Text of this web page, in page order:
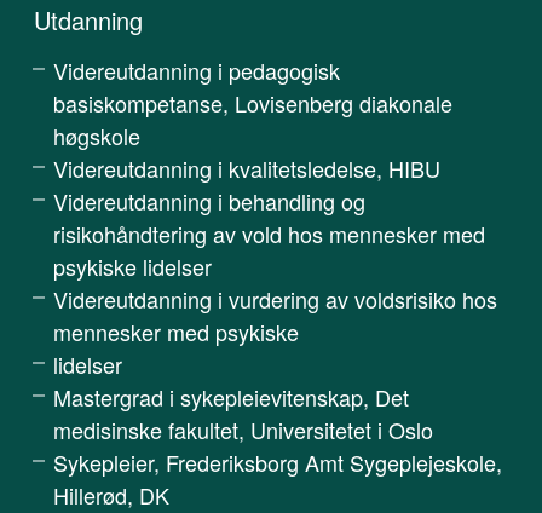
Utdanning
Videreutdanning i pedagogisk
basiskompetanse, Lovisenberg diakonale
høgskole
Videreutdanning i kvalitetsledelse, HIBU
Videreutdanning i behandling og
risikohåndtering av vold hos mennesker med
psykiske lidelser
Videreutdanning i vurdering av voldsrisiko hos
mennesker med psykiske
lidelser
Mastergrad i sykepleievitenskap, Det
medisinske fakultet, Universitetet i Oslo
Sykepleier, Frederiksborg Amt Sygeplejeskole,
Hillerød, DK